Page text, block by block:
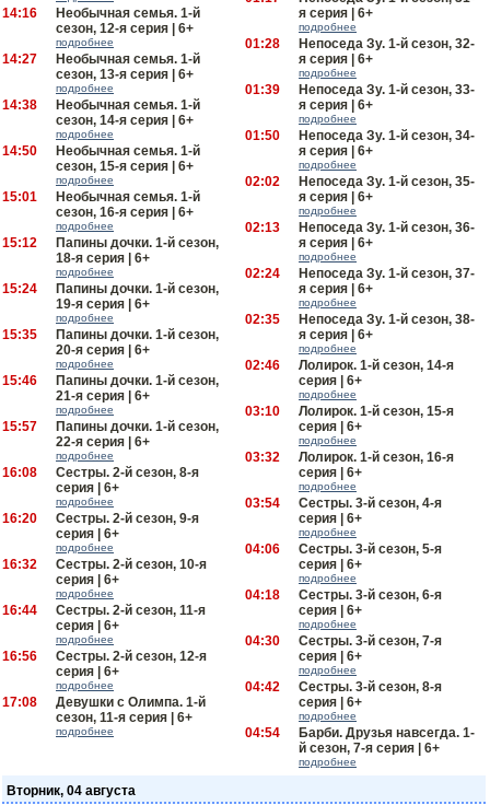
14:16
Необычная семья. 1-й
сезон, 12-я серия | 6+
подробнее
14:27
Необычная семья. 1-й
сезон, 13-я серия | 6+
подробнее
14:38
Необычная семья. 1-й
сезон, 14-я серия | 6+
подробнее
14:50
Необычная семья. 1-й
сезон, 15-я серия | 6+
подробнее
15:01
Необычная семья. 1-й
сезон, 16-я серия | 6+
подробнее
15:12
Папины дочки. 1-й сезон,
18-я серия | 6+
подробнее
15:24
Папины дочки. 1-й сезон,
19-я серия | 6+
подробнее
15:35
Папины дочки. 1-й сезон,
20-я серия | 6+
подробнее
15:46
Папины дочки. 1-й сезон,
21-я серия | 6+
подробнее
15:57
Папины дочки. 1-й сезон,
22-я серия | 6+
подробнее
16:08
Сестры. 2-й сезон, 8-я
серия | 6+
подробнее
16:20
Сестры. 2-й сезон, 9-я
серия | 6+
подробнее
16:32
Сестры. 2-й сезон, 10-я
серия | 6+
подробнее
16:44
Сестры. 2-й сезон, 11-я
серия | 6+
подробнее
16:56
Сестры. 2-й сезон, 12-я
серия | 6+
подробнее
17:08
Девушки с Олимпа. 1-й
сезон, 11-я серия | 6+
подробнее
я серия | 6+
подробнее
01:28
Непоседа Зу. 1-й сезон, 32-
я серия | 6+
подробнее
01:39
Непоседа Зу. 1-й сезон, 33-
я серия | 6+
подробнее
01:50
Непоседа Зу. 1-й сезон, 34-
я серия | 6+
подробнее
02:02
Непоседа Зу. 1-й сезон, 35-
я серия | 6+
подробнее
02:13
Непоседа Зу. 1-й сезон, 36-
я серия | 6+
подробнее
02:24
Непоседа Зу. 1-й сезон, 37-
я серия | 6+
подробнее
02:35
Непоседа Зу. 1-й сезон, 38-
я серия | 6+
подробнее
02:46
Лолирок. 1-й сезон, 14-я
серия | 6+
подробнее
03:10
Лолирок. 1-й сезон, 15-я
серия | 6+
подробнее
03:32
Лолирок. 1-й сезон, 16-я
серия | 6+
подробнее
03:54
Сестры. 3-й сезон, 4-я
серия | 6+
подробнее
04:06
Сестры. 3-й сезон, 5-я
серия | 6+
подробнее
04:18
Сестры. 3-й сезон, 6-я
серия | 6+
подробнее
04:30
Сестры. 3-й сезон, 7-я
серия | 6+
подробнее
04:42
Сестры. 3-й сезон, 8-я
серия | 6+
подробнее
04:54
Барби. Друзья навсегда. 1-
й сезон, 7-я серия | 6+
подробнее
Вторник, 04 августа